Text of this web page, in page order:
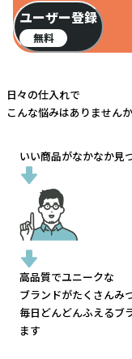
ユーザー登録
無料
日々の仕入れで
こんな悩みはありません
いい商品がなかなか見
高品質でユニークな
ブランドがたくさんみ
毎日どんどんふえるブ
ます